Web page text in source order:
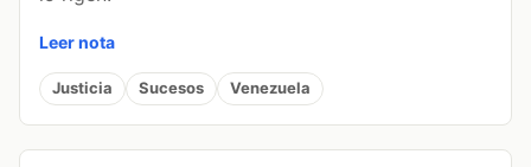
Leer nota
Justicia Sucesos Venezuela